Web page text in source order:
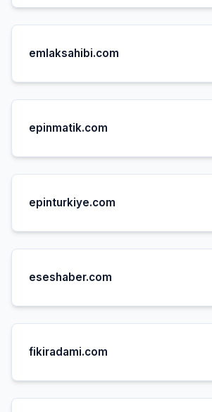
emlaksahibi.com
epinmatik.com
epinturkiye.com
eseshaber.com
fikiradami.com